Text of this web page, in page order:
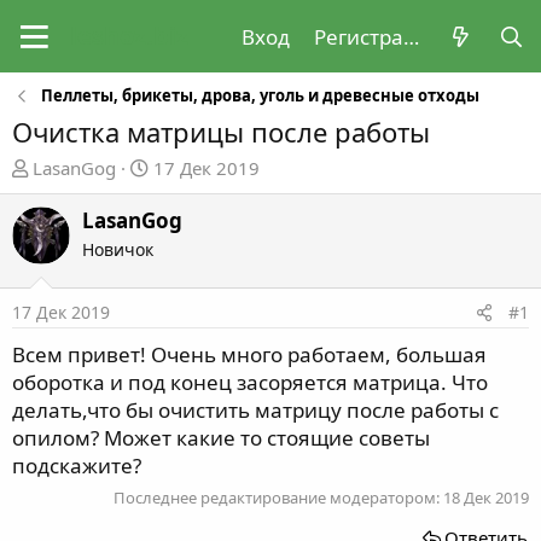
Вход Регистрация
Пеллеты, брикеты, дрова, уголь и древесные отходы
Очистка матрицы после работы
А
в
т
о
р
е
ы
LasanGog
Д
а
т
а
а
а
л
а
17 Дек 2019
LasanGog
Новичок
17 Дек 2019 #1
Всем привет! Очень много работаем, большая
оборотка и под конец засоряется матрица. Что
делать,что бы очистить матрицу после работы с
опилом? Может какие то стоящие советы
подскажите?
Последнее редактирование модератором: 18 Дек 2019